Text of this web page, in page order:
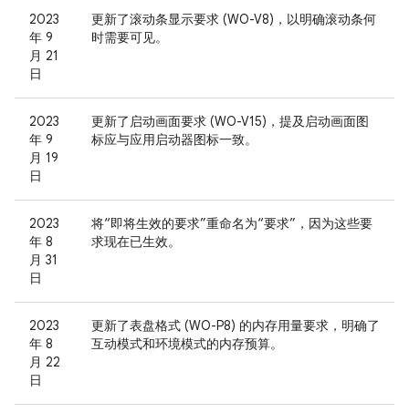
2023
年 9
月 21
日
更新了滚动条显示要求 (WO-V8)，以明确滚动条何
时需要可见。
2023
年 9
月 19
日
更新了启动画面要求 (WO-V15)，提及启动画面图
标应与应用启动器图标一致。
2023
年 8
月 31
日
将“即将生效的要求”重命名为“要求”，因为这些要
求现在已生效。
2023
年 8
月 22
日
更新了表盘格式 (WO-P8) 的内存用量要求，明确了
互动模式和环境模式的内存预算。